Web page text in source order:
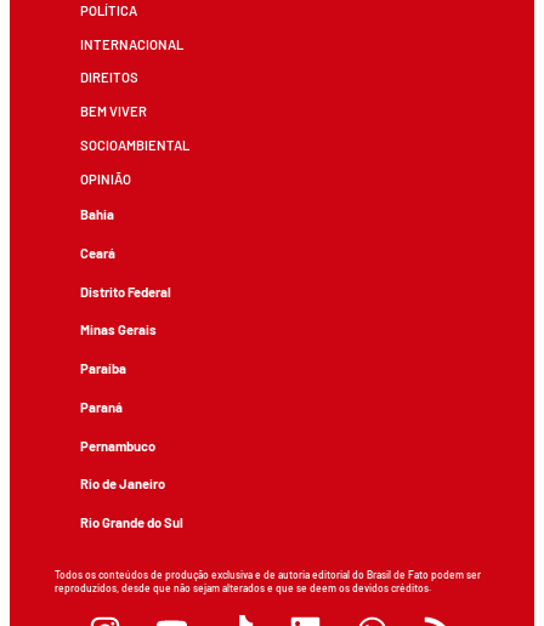
POLÍTICA
INTERNACIONAL
DIREITOS
BEM VIVER
SOCIOAMBIENTAL
OPINIÃO
Bahia
Ceará
Distrito Federal
Minas Gerais
Paraíba
Paraná
Pernambuco
Rio de Janeiro
Rio Grande do Sul
Todos os conteúdos de produção exclusiva e de autoria editorial do Brasil de Fato podem ser
reproduzidos, desde que não sejam alterados e que se deem os devidos créditos.